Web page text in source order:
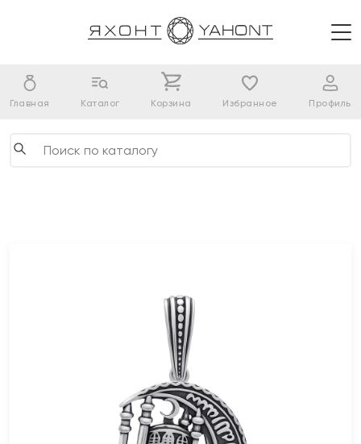
Главная Каталог Корзина Избранное Профиль